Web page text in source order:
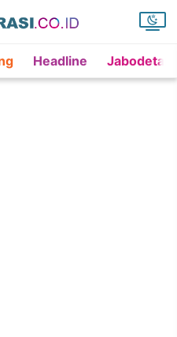
Headline